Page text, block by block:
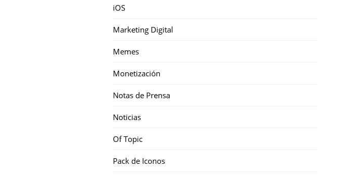
iOS
Marketing Digital
Memes
Monetización
Notas de Prensa
Noticias
Of Topic
Pack de Iconos